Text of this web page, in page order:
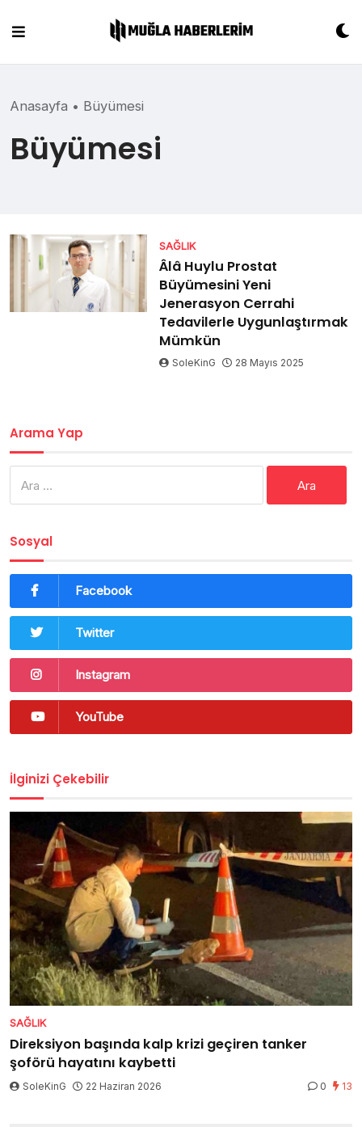
content
Anasayfa • Büyümesi
Büyümesi
SAĞLIK
Âlâ Huylu Prostat
Büyümesini Yeni
Jenerasyon Cerrahi
Tedavilerle Uygunlaştırmak
Mümkün
SoleKinG 28 Mayıs 2025
Arama Yap
Sosyal
Facebook
Twitter
Instagram
YouTube
İlginizi Çekebilir
SAĞLIK
Direksiyon başında kalp krizi geçiren tanker
şoförü hayatını kaybetti
SoleKinG 22 Haziran 2026 0 13